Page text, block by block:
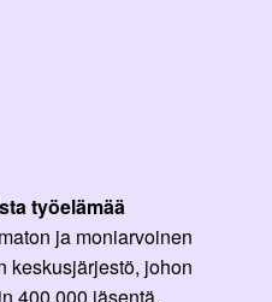
työelämää
ja moniarvoinen
keskusjärjestö, johon